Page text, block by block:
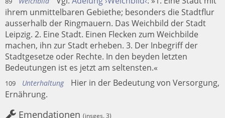
ihrem unmittelbaren Gebiethe; besonders die Stadtflur
ausserhalb der Ringmauern. Das Weichbild der Stadt
Leipzig. 2. Eine Stadt. Einen Flecken zum Weichbilde
machen, ihn zur Stadt erheben. 3. Der Inbegriff der
Stadtgesetze oder Rechte. In den beyden letzten
Bedeutungen ist es jetzt am seltensten.«
109 Unterhaltung
Hier in der Bedeutung von Versorgung,
Ernährung.
Emendationen (insges. 3)